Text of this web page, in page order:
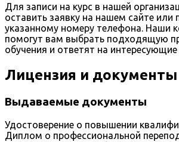
Для записи на курс в нашей
оставить заявку на нашем сайте или
указанному номеру телефона. Наши
помогут вам выбрать подходящую
обучения и ответят на
Лицензия и документы
Выдаваемые документы
Удостоверение о повышении
Диплом о профессиональной